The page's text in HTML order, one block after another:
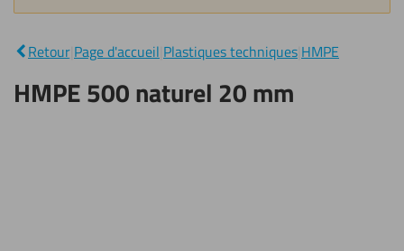
Retour Page d'accueil Plastiques techniques HMPE
500
naturel
HMPE 500 naturel 20 mm